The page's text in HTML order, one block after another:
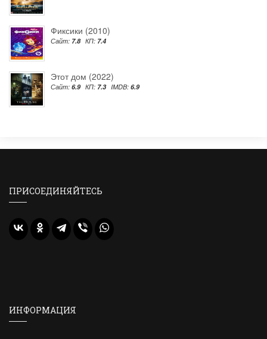
Фиксики (2010)
Сайт: 7.8 КП: 7.4
Этот дом (2022)
Сайт: 6.9 КП: 7.3 IMDB: 6.9
ПРИСОЕДИНЯЙТЕСЬ
ИНФОРМАЦИЯ